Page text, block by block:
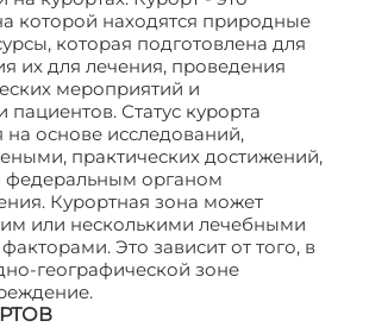
которой находятся природные
которая подготовлена для
их для лечения, проведения
мероприятий и
пациентов. Статус курорта
на основе исследований,
практических достижений,
федеральным органом
Курортная зона может
или несколькими лечебными
Это зависит от того, в
географической зоне